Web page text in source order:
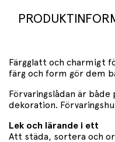
Färgglatt och charmigt
färg och form gör dem
Förvaringslådan är
dekoration.
Lek och lärande i ett
Att städa, sortera och